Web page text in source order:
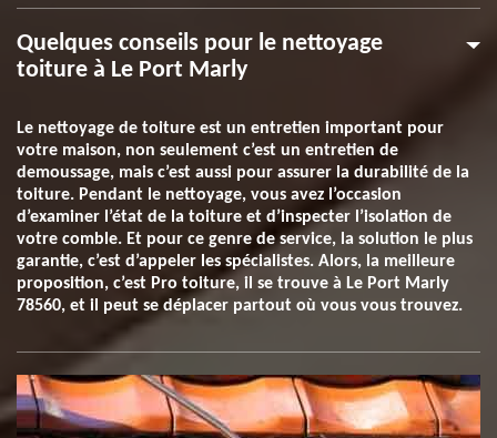
Quelques conseils pour le nettoyage
toiture à Le Port Marly
Le nettoyage de toiture est un entretien important pour
votre maison, non seulement c’est un entretien de
demoussage, mais c’est aussi pour assurer la durabilité de la
toiture. Pendant le nettoyage, vous avez l’occasion
d’examiner l’état de la toiture et d’inspecter l’isolation de
votre comble. Et pour ce genre de service, la solution le plus
garantie, c’est d’appeler les spécialistes. Alors, la meilleure
proposition, c’est Pro toiture, il se trouve à Le Port Marly
78560, et il peut se déplacer partout où vous vous trouvez.